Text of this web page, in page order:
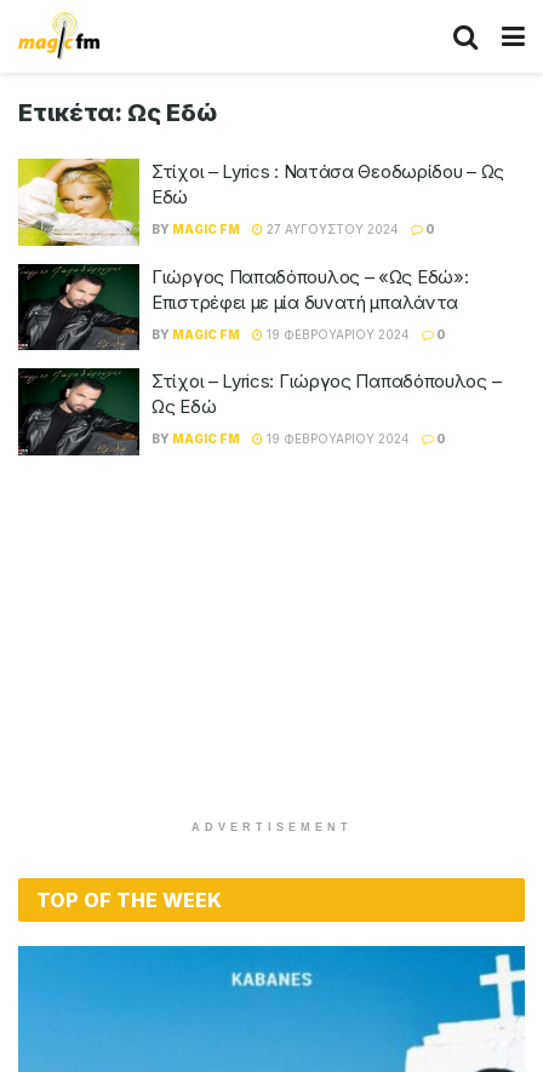
Ετικέτα: Ως Εδώ
Στίχοι – Lyrics : Νατάσα Θεοδωρίδου – Ως
Εδώ
BY MAGIC FM 27 ΑΥΓΟΎΣΤΟΥ 2024 0
Γιώργος Παπαδόπουλος – «Ως Εδώ»:
Επιστρέφει με μία δυνατή μπαλάντα
BY MAGIC FM 19 ΦΕΒΡΟΥΑΡΊΟΥ 2024 0
Στίχοι – Lyrics: Γιώργος Παπαδόπουλος –
Ως Εδώ
BY MAGIC FM 19 ΦΕΒΡΟΥΑΡΊΟΥ 2024 0
ADVERTISEMENT
TOP OF THE WEEK